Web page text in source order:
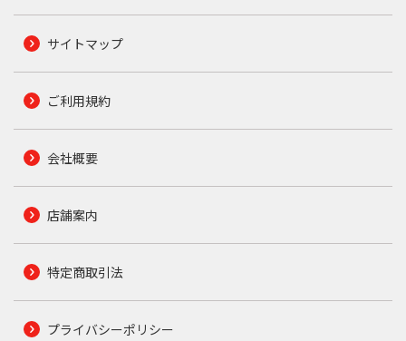
サイトマップ
ご利用規約
会社概要
店舗案内
特定商取引法
プライバシーポリシー